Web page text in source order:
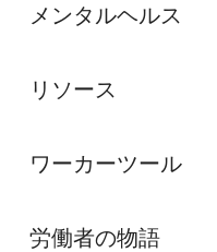
メンタルヘルス
リソース
ワーカーツール
労働者の物語